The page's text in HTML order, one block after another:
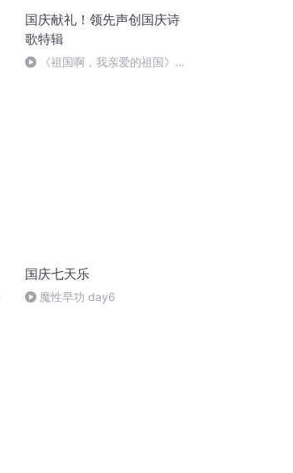
国庆献礼！领先声创国庆诗
歌特辑
《祖国啊，我亲爱的祖国》温
国庆七天乐
魔性早功 day6